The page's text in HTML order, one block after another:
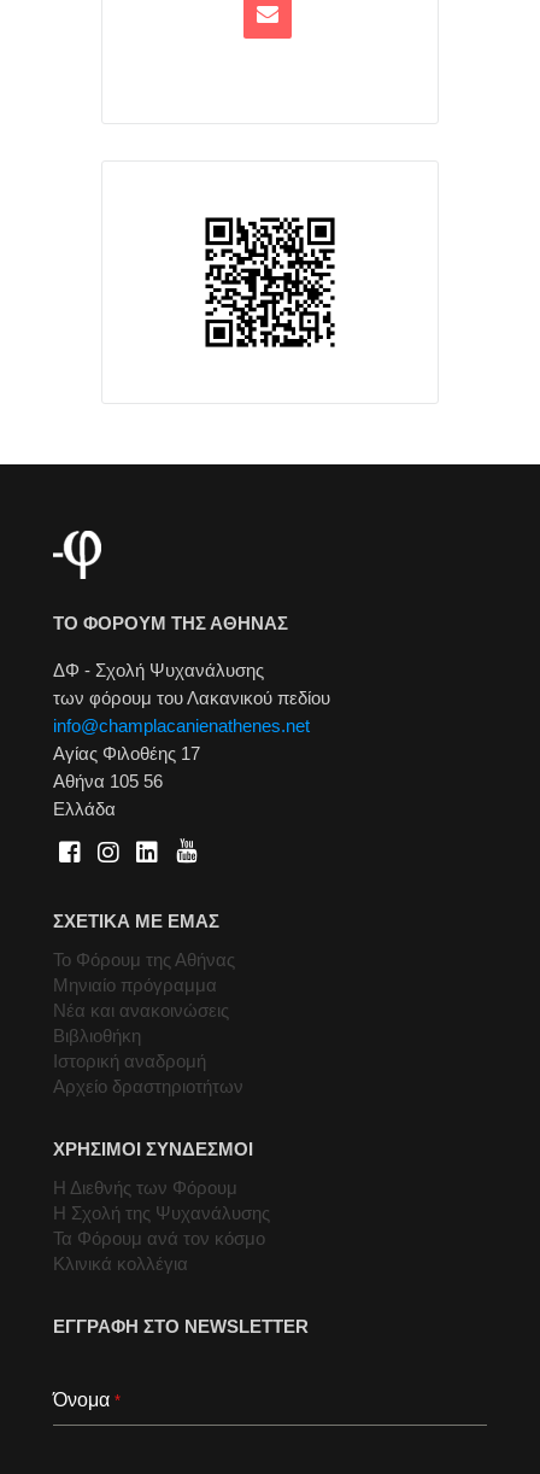
ΤΟ ΦΟΡΟΥΜ ΤΗΣ ΑΘΗΝΑΣ
ΔΦ - Σχολή Ψυχανάλυσης
των φόρουμ του Λακανικού πεδίου
info@champlacanienathenes.net
Αγίας Φιλοθέης 17
Αθήνα 105 56
Ελλάδα
ΣΧΕΤΙΚΑ ΜΕ ΕΜΑΣ
Το Φόρουμ της Αθήνας
Μηνιαίο πρόγραμμα
Νέα και ανακοινώσεις
Βιβλιοθήκη
Ιστορική αναδρομή
Αρχείο δραστηριοτήτων
ΧΡΗΣΙΜΟΙ ΣΥΝΔΕΣΜΟΙ
Η Διεθνής των Φόρουμ
Η Σχολή της Ψυχανάλυσης
Τα Φόρουμ ανά τον κόσμο
Κλινικά κολλέγια
ΕΓΓΡΑΦΗ ΣΤΟ NEWSLETTER
Όνομα *